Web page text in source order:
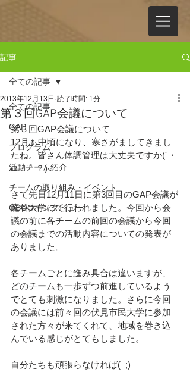
記事
全ての記事
GAP
プログラム
活動チーム紹介
チームの取り組み・イベント
OBOGインタビュー
全ての記事
第３回GAP会議について
2013年12月13日 読了時間: 1分
第３回GAP会議について
12月も中頃になり、寒さがましてきまし
たね。皆さん体調管理は大丈夫ですか(´・
ω・｀？)
さて先日12月11日に第3回目のGAP会議が
龍谷大学にて行われました。今回から会
議の前に各チームの前回の会議から今回
の会議までの活動内容についての発表が
ありました。
各チームごとに進み具合は違いますが、
どのチームも一歩ずつ前進しているよう
でとても刺激になりました。さらに今回
の会議には前々回の伏見市民大学に参加
された方々が来てくれて、地域を巻き込
んでいる感じがとてもしました。
自分たちも頑張らなければ(–;)